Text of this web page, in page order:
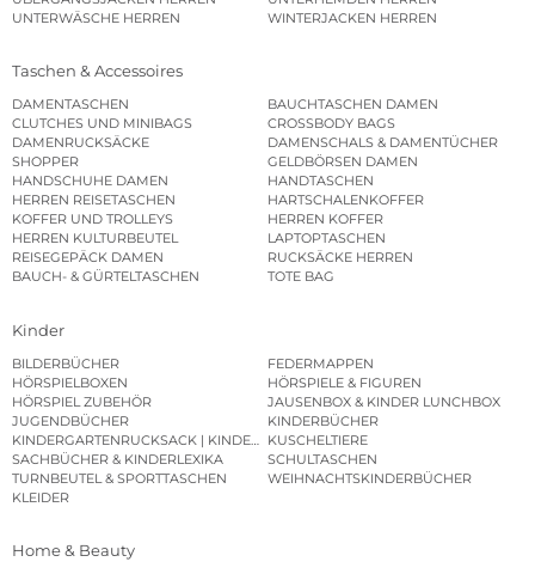
UNTERWÄSCHE HERREN
WINTERJACKEN HERREN
Taschen & Accessoires
DAMENTASCHEN
BAUCHTASCHEN DAMEN
CLUTCHES UND MINIBAGS
CROSSBODY BAGS
DAMENRUCKSÄCKE
DAMENSCHALS & DAMENTÜCHER
SHOPPER
GELDBÖRSEN DAMEN
HANDSCHUHE DAMEN
HANDTASCHEN
HERREN REISETASCHEN
HARTSCHALENKOFFER
KOFFER UND TROLLEYS
HERREN KOFFER
HERREN KULTURBEUTEL
LAPTOPTASCHEN
REISEGEPÄCK DAMEN
RUCKSÄCKE HERREN
BAUCH- & GÜRTELTASCHEN
TOTE BAG
Kinder
BILDERBÜCHER
FEDERMAPPEN
HÖRSPIELBOXEN
HÖRSPIELE & FIGUREN
HÖRSPIEL ZUBEHÖR
JAUSENBOX & KINDER LUNCHBOX
JUGENDBÜCHER
KINDERBÜCHER
KINDERGARTENRUCKSACK | KINDERGARTENBEUTEL
KUSCHELTIERE
SACHBÜCHER & KINDERLEXIKA
SCHULTASCHEN
TURNBEUTEL & SPORTTASCHEN
WEIHNACHTSKINDERBÜCHER
KLEIDER
Home & Beauty